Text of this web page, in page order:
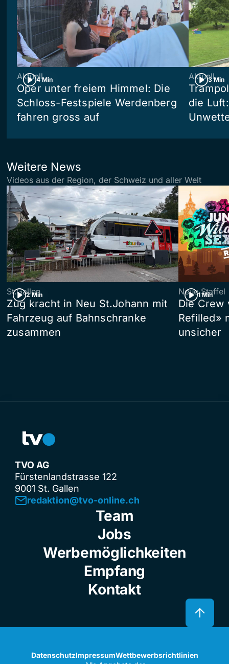
4 Min
Aktuell
Oper unter freiem Himmel: Die
Schloss-Festspiele Werdenberg
fahren gross auf
3 Min
Aktuell
die
Weitere News
Videos aus der Region, der Schweiz und aller Welt
2 Min
St.Gallen
Zug kracht in Neu St.Johann mit
Fahrzeug auf Bahnschranke
zusammen
1 Min
Neue Staffel
Die Crew
Refilled»
unsicher
TVO AG
Fürstenlandstrasse 122
9001 St. Gallen
redaktion@tvo-online.ch
Team
Jobs
Werbemöglichkeiten
Empfang
Kontakt
DatenschutzImpressumWettbewerbsrichtlinien